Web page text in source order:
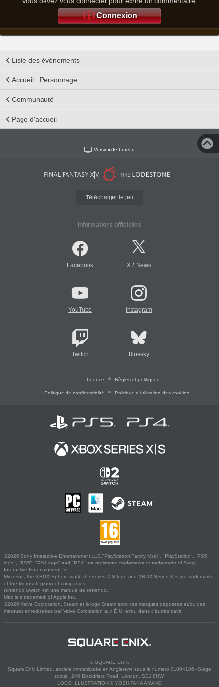
Connexion
Liste des événements
Accueil : Personnage
Communauté
Page d'accueil
Version de bureau
Télécharger le jeu
Informations officielles
Facebook X/ News
YouTube Instagram
Twitch Bluesky
Licence Règles et politiques
Politique de confidentialité Politique d'utilisation des cookies
©2026 Sony Interactive Entertainment LLC."PlayStation Family Mark", "PlayStation", "PS5
logo", "PS5", "PS4 logo" and "PS4" are registered trademarks or trademarks of Sony
Interactive Entertainment Inc.
Microsoft, the XBOX Sphere mark, the Series X|S logo and XBOX Series X|S are trademarks
of the Microsoft group of companies.
Nintendo Switch est une marque de Nintendo.
Mac is a trademark of Apple Inc.
©2026 Valve Corporation. Steam et le logo Steam sont des marques déposées et/ou des
marques enregistrées par Valve Corporation aux É.U. et/ou dans d'autres pays.
© SQUARE ENIX
Square Enix Limited, société immatriculée en Angleterre sous le numéro 01804186 - Siège
social : 240 Blackfriars Road, London, SE1 8NW.
LOGO ILLUSTRATION:© YOSHITAKA AMANO